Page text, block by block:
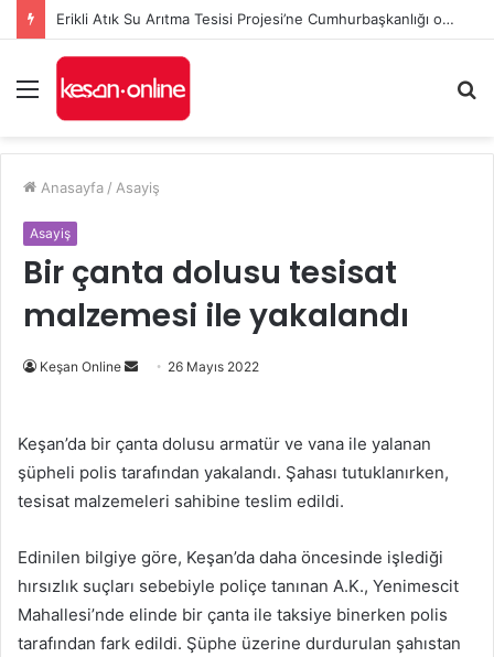
Erikli Atık Su Arıtma Tesisi Projesi’ne Cumhurbaşkanlığı onayı
Menü
...
Anasayfa / Asayiş
Asayiş
Bir çanta dolusu tesisat
malzemesi ile yakalandı
Keşan Online
Bir
göndermek
26 Mayıs 2022
Keşan’da bir çanta dolusu armatür ve vana ile yalanan
şüpheli polis tarafından yakalandı. Şahası tutuklanırken,
tesisat malzemeleri sahibine teslim edildi.
Edinilen bilgiye göre, Keşan’da daha öncesinde işlediği
hırsızlık suçları sebebiyle poliçe tanınan A.K., Yenimescit
Mahallesi’nde elinde bir çanta ile taksiye binerken polis
tarafından fark edildi. Şüphe üzerine durdurulan şahıstan